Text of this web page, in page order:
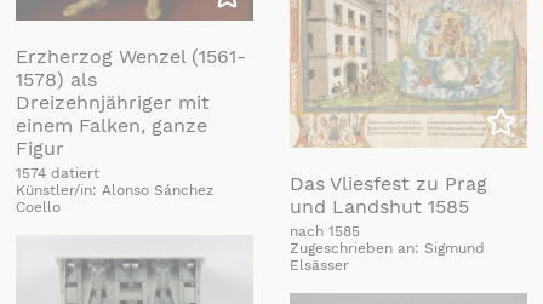
Zu meiner Liste hinzufügen
Erzherzog Wenzel (1561-
1578) als
Dreizehnjähriger mit
einem Falken, ganze
Figur
1574 datiert
Künstler/in: Alonso Sánchez
Coello
Zu
Das Vliesfest zu Prag
und Landshut 1585
nach 1585
Zugeschrieben an: Sigmund
Elsässer